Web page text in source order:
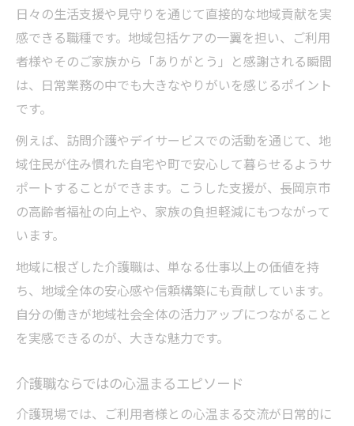
日々の生活支援や見守りを通じて直接的な地域貢献を実
感できる職種です。地域包括ケアの一翼を担い、ご利用
者様やそのご家族から「ありがとう」と感謝される瞬間
は、日常業務の中でも大きなやりがいを感じるポイント
です。
例えば、訪問介護やデイサービスでの活動を通じて、地
域住民が住み慣れた自宅や町で安心して暮らせるようサ
ポートすることができます。こうした支援が、長岡京市
の高齢者福祉の向上や、家族の負担軽減にもつながって
います。
地域に根ざした介護職は、単なる仕事以上の価値を持
ち、地域全体の安心感や信頼構築にも貢献しています。
自分の働きが地域社会全体の活力アップにつながること
を実感できるのが、大きな魅力です。
介護職ならではの心温まるエピソード
介護現場では、ご利用者様との心温まる交流が日常的に